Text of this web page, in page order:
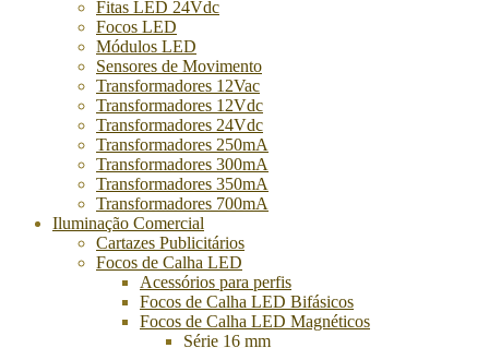
Fitas LED 24Vdc
Focos LED
Módulos LED
Sensores de Movimento
Transformadores 12Vac
Transformadores 12Vdc
Transformadores 24Vdc
Transformadores 250mA
Transformadores 300mA
Transformadores 350mA
Transformadores 700mA
Iluminação Comercial
Cartazes Publicitários
Focos de Calha LED
Acessórios para perfis
Focos de Calha LED Bifásicos
Focos de Calha LED Magnéticos
Série 16 mm